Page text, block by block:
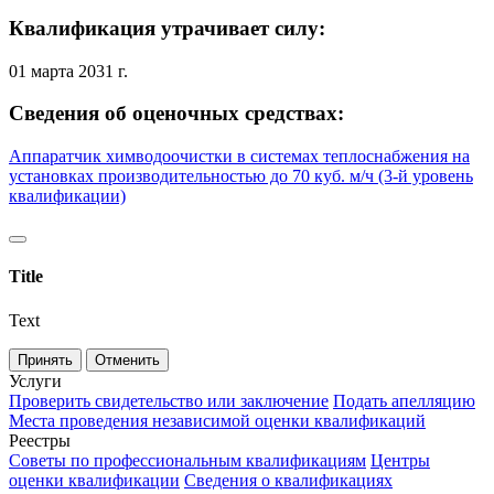
Квалификация утрачивает силу:
01 марта 2031 г.
Сведения об оценочных средствах:
Аппаратчик химводоочистки в системах теплоснабжения на
установках производительностью до 70 куб. м/ч (3-й уровень
квалификации)
Title
Text
Принять Отменить
Услуги
Проверить свидетельство или заключение Подать апелляцию
Места проведения независимой оценки квалификаций
Реестры
Советы по профессиональным квалификациям Центры
оценки квалификации Сведения о квалификациях